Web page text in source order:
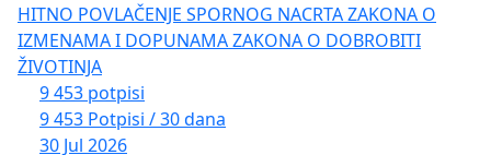
HITNO POVLAČENJE SPORNOG NACRTA ZAKONA O
IZMENAMA I DOPUNAMA ZAKONA O DOBROBITI
ŽIVOTINJA
9 453 potpisi
9 453 Potpisi / 30 dana
30 Jul 2026